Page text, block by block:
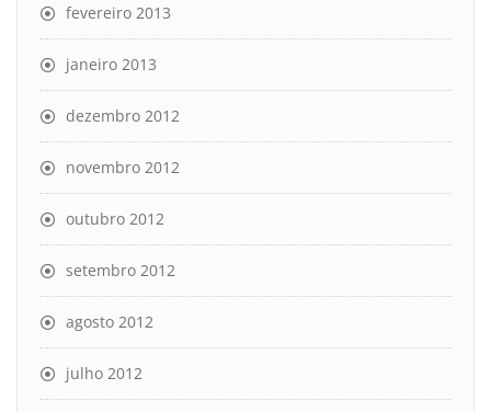
fevereiro 2013
janeiro 2013
dezembro 2012
novembro 2012
outubro 2012
setembro 2012
agosto 2012
julho 2012